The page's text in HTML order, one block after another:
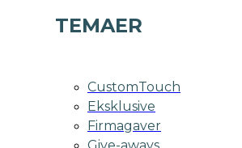
TEMAER
CustomTouch
Eksklusive
Firmagaver